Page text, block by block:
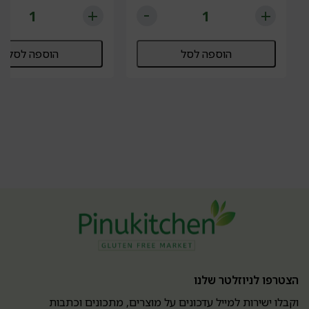
הוספה לסל הוספה לסל
הצטרפו לניוזלטר שלנו
וקבלו ישירות למייל עדכונים על מוצרים, מתכונים וכתבות